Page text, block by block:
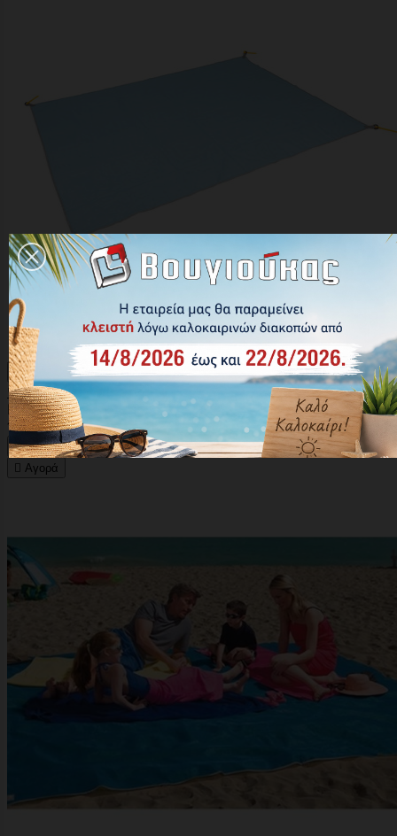
 Γρήγορη προβολή
Ψάθα Παραλίας Escape Sand Free Mat 200x140εκ
Κωδικός: 11794
13,50 €
   
 Αγορά